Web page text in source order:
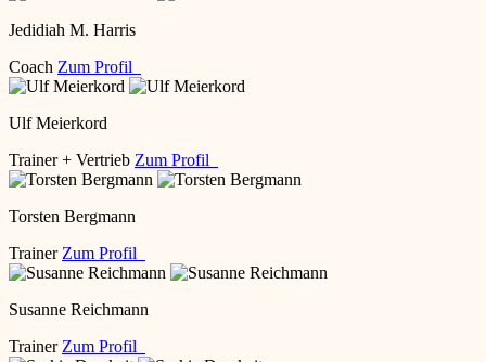
Jedidiah M. Harris
Coach Zum Profil
Ulf Meierkord
Trainer + Vertrieb Zum Profil
Torsten Bergmann
Trainer Zum Profil
Susanne Reichmann
Trainer Zum Profil